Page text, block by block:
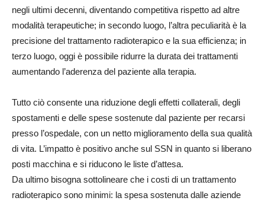
negli ultimi decenni, diventando competitiva rispetto ad altre
modalità terapeutiche; in secondo luogo, l’altra peculiarità è la
precisione del trattamento radioterapico e la sua efficienza; in
terzo luogo, oggi è possibile ridurre la durata dei trattamenti
aumentando l’aderenza del paziente alla terapia.
Tutto ciò consente una riduzione degli effetti collaterali, degli
spostamenti e delle spese sostenute dal paziente per recarsi
presso l’ospedale, con un netto miglioramento della sua qualità
di vita. L’impatto è positivo anche sul SSN in quanto si liberano
posti macchina e si riducono le liste d’attesa.
Da ultimo bisogna sottolineare che i costi di un trattamento
radioterapico sono minimi: la spesa sostenuta dalle aziende